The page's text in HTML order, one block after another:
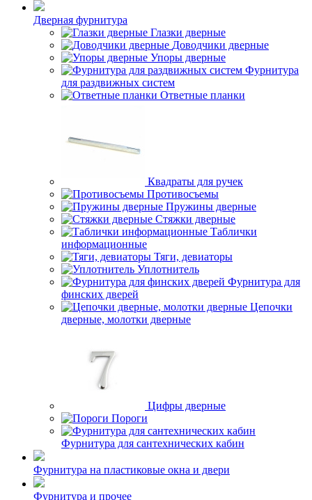
Дверная фурнитура
Глазки дверные
Доводчики дверные
Упоры дверные
Фурнитура
для раздвижных систем
Ответные планки
Квадраты для ручек
Противосъемы
Пружины дверные
Стяжки дверные
Таблички
информационные
Тяги, девиаторы
Уплотнитель
Фурнитура для
финских дверей
Цепочки
дверные, молотки дверные
Цифры дверные
Пороги
Фурнитура для сантехнических кабин
Фурнитура на пластиковые окна и двери
Фурнитура и прочее